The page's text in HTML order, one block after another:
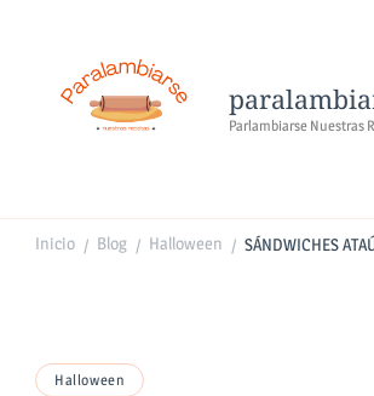
Parlambiarse Nuestras
Inicio / Blog / Halloween / SÁNDWICHES
Halloween